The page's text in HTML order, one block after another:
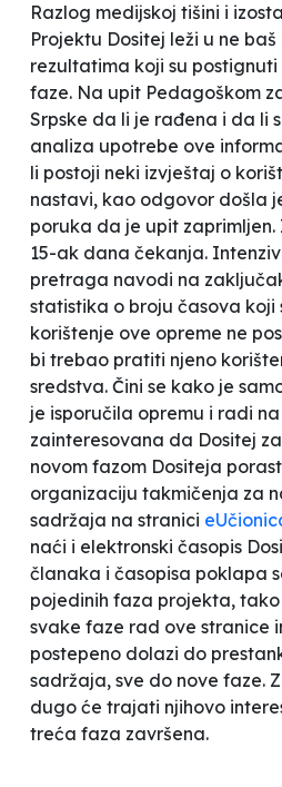
Razlog medijskoj tišini i
Projektu Dositej leži u ne
rezultatima koji su
faze. Na upit Pedagoškom
Srpske da li je rađena i da li
analiza upotrebe ove
li postoji neki izvještaj o
nastavi, kao odgovor došla
poruka da je upit zaprimljen.
15-ak dana čekanja.
pretraga navodi na
statistika o broju časova koji
korištenje ove opreme ne
bi trebao pratiti njeno
sredstva. Čini se kako je
je isporučila opremu i radi
zainteresovana da Dositej
novom fazom Dositeja
organizaciju takmičenja za
sadržaja na stranici
naći i elektronski časopis
članaka i časopisa poklapa
pojedinih faza projekta,
svake faze rad ove stranice
postepeno dolazi do
sadržaja, sve do nove faze.
dugo će trajati njihovo
treća faza završena.